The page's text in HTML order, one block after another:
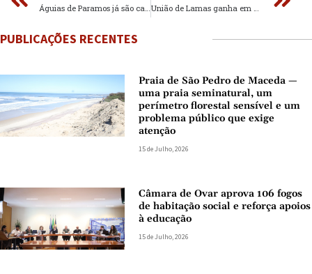
PUBLICAÇÕES RECENTES
Praia de São Pedro de Maceda —
uma praia seminatural, um
perímetro florestal sensível e um
problema público que exige
atenção
15 de Julho, 2026
Câmara de Ovar aprova 106 fogos
de habitação social e reforça apoios
à educação
15 de Julho, 2026